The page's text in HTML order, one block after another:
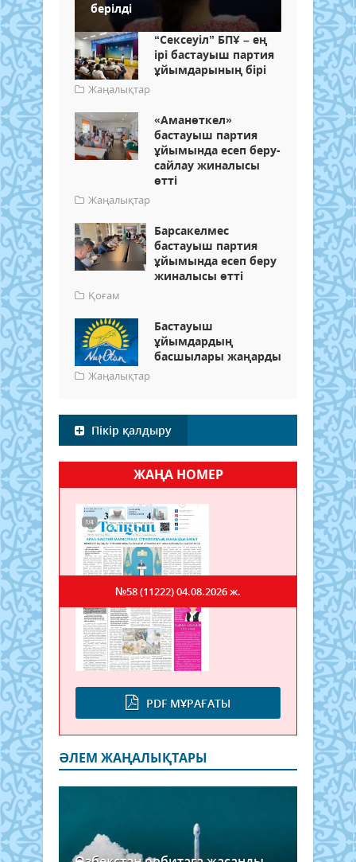
берілді
“Сексеуіл” БПҰ – ең
ірі бастауыш партия
ұйымдарының бірі
Жаңалықтар
«Аманөткел»
бастауыш партия
ұйымында есеп беру-
сайлау жиналысы
өтті
Жаңалықтар
Барсакелмес
бастауыш партия
ұйымында есеп беру
жиналысы өтті
Қоғам
Бастауыш
ұйымдардың
басшылары жаңарды
Жаңалықтар
Пікір қалдыру
ЖАҢА НОМЕР
PDF МҰРАҒАТЫ
№58 (11222)04.08.2026 ж.
ӘЛЕМ ЖАҢАЛЫҚТАРЫ